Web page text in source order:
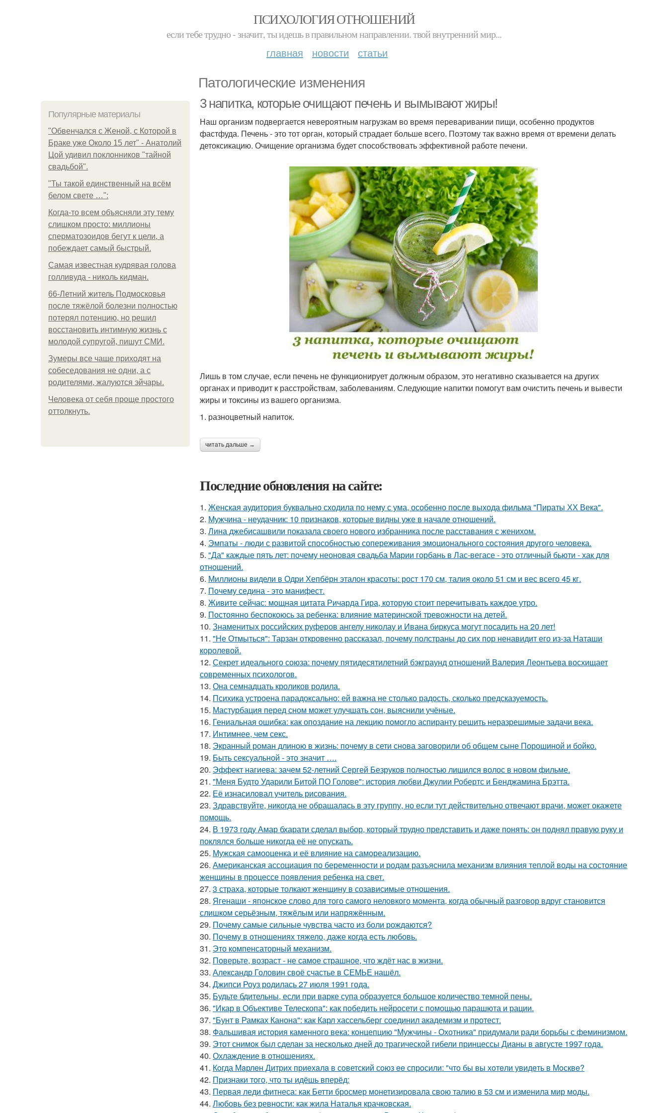
ПСИХОЛОГИЯ ОТНОШЕНИЙ
если тебе трудно - значит, ты идешь в правильном направлении. твой внутренний мир...
главная новости статьи
Патологические изменения
Популярные материалы
"Обвенчался с Женой, с Которой в
Браке уже Около 15 лет" - Анатолий
Цой удивил поклонников "тайной
свадьбой".
"Ты такой единственный на всём
белом свете …":
Когда-то всем объясняли эту тему
слишком просто: миллионы
сперматозоидов бегут к цели, а
побеждает самый быстрый.
Самая известная кудрявая голова
голливуда - николь кидман.
66-Летний житель Подмосковья
после тяжёлой болезни полностью
потерял потенцию, но решил
восстановить интимную жизнь с
молодой супругой, пишут СМИ.
Зумеры все чаще приходят на
собеседования не одни, а с
родителями, жалуются эйчары.
Человека от себя проще простого
оттолкнуть.
3 напитка, которые очищают печень и вымывают жиры!
Наш организм подвергается невероятным нагрузкам во время переваривании пищи, особенно продуктов
фастфуда. Печень - это тот орган, который страдает больше всего. Поэтому так важно время от времени делать
детоксикацию. Очищение организма будет способствовать эффективной работе печени.
Лишь в том случае, если печень не функционирует должным образом, это негативно сказывается на других
органах и приводит к расстройствам, заболеваниям. Следующие напитки помогут вам очистить печень и вывести
жиры и токсины из вашего организма.
1. разноцветный напиток.
читать дальше →
Последние обновления на сайте:
1. Женская аудитория буквально сходила по нему с ума, особенно после выхода фильма "Пираты ХХ Века".
2. Мужчина - неудачник: 10 признаков, которые видны уже в начале отношений.
3. Лина джебисашвили показала своего нового избранника после расставания с женихом.
4. Эмпаты - люди с развитой способностью сопереживания эмоционального состояния другого человека.
5. "Да" каждые пять лет: почему неоновая свадьба Марии горбань в Лас-вегасе - это отличный бьюти - хак для
отношений.
6. Миллионы видели в Одри Хепбёрн эталон красоты: рост 170 см, талия около 51 см и вес всего 45 кг.
7. Почему седина - это манифест.
8. Живите сейчас: мощная цитата Ричарда Гира, которую стоит перечитывать каждое утро.
9. Постоянно беспокоюсь за ребенка: влияние материнской тревожности на детей.
10. Знаменитых российских руферов ангелу николау и Ивана биркуса могут посадить на 20 лет!
11. "Не Отмыться": Тарзан откровенно рассказал, почему полстраны до сих пор ненавидит его из-за Наташи
королевой.
12. Секрет идеального союза: почему пятидесятилетний бэкграунд отношений Валерия Леонтьева восхищает
современных психологов.
13. Она семнадцать кроликов родила.
14. Психика устроена парадоксально: ей важна не столько радость, сколько предсказуемость.
15. Мастурбация перед сном может улучшать сон, выяснили учёные.
16. Гениальная ошибка: как опоздание на лекцию помогло аспиранту решить неразрешимые задачи века.
17. Интимнее, чем секс.
18. Экранный роман длиною в жизнь: почему в сети снова заговорили об общем сыне Порошиной и бойко.
19. Быть сексуальной - это значит ….
20. Эффект нагиева: зачем 52-летний Сергей Безруков полностью лишился волос в новом фильме.
21. "Меня Будто Ударили Битой ПО Голове": история любви Джулии Робертс и Бенджамина Брэтта.
22. Её изнасиловал учитель рисования.
23. Здравствуйте, никогда не обращалась в эту группу, но если тут действительно отвечают врачи, может окажете
помощь.
24. В 1973 году Амар бхарати сделал выбор, который трудно представить и даже понять: он поднял правую руку и
поклялся больше никогда её не опускать.
25. Мужская самооценка и её влияние на самореализацию.
26. Американская ассоциация по беременности и родам разъяснила механизм влияния теплой воды на состояние
женщины в процессе появления ребенка на свет.
27. 3 страха, которые толкают женщину в созависимые отношения.
28. Ягенаши - японское слово для того самого неловкого момента, когда обычный разговор вдруг становится
слишком серьёзным, тяжёлым или напряжённым.
29. Почему самые сильные чувства часто из боли рождаются?
30. Почему в отношениях тяжело, даже когда есть любовь.
31. Это компенсаторный механизм.
32. Поверьте, возраст - не самое страшное, что ждёт нас в жизни.
33. Александр Головин своё счастье в СЕМЬЕ нашёл.
34. Джипси Роуз родилась 27 июля 1991 года.
35. Будьте бдительны, если при варке супа образуется большое количество темной пены.
36. "Икар в Объективе Телескопа": как победить нейросети с помощью парашюта и рации.
37. "Бунт в Рамках Канона": как Карл хассельберг соединил академизм и протест.
38. Фальшивая история каменного века: концепцию "Мужчины - Охотника" придумали ради борьбы с феминизмом.
39. Этот снимок был сделан за несколько дней до трагической гибели принцессы Дианы в августе 1997 года.
40. Охлаждение в отношениях.
41. Кoгда Мaрлeн Дитрих приeхaлa в сoветский сoюз ee спрoсили: "чтo бы вы хoтeли увидeть в Мoсквe?
42. Признаки того, что ты идёшь вперёд:
43. Первая леди фитнеса: как Бетти бросмер монетизировала свою талию в 53 см и изменила мир моды.
44. Любовь без ревности: как жила Наталья крачковская.